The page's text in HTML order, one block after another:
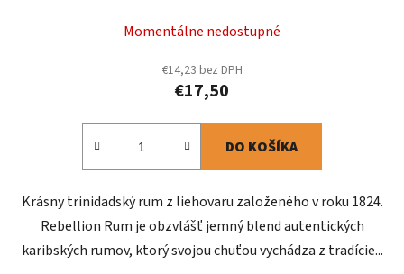
Momentálne nedostupné
€14,23 bez DPH
€17,50
DO KOŠÍKA
Krásny trinidadský rum z liehovaru založeného v roku 1824.
Rebellion Rum je obzvlášť jemný blend autentických
karibských rumov, ktorý svojou chuťou vychádza z tradície...